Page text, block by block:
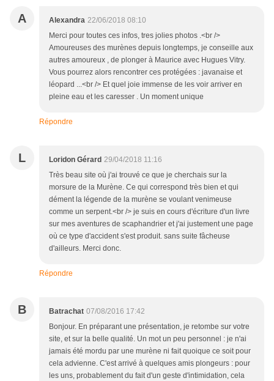
A Alexandra 22/06/2018 08:10
Merci pour toutes ces infos, tres jolies photos .<br />
Amoureuses des murènes depuis longtemps, je conseille aux
autres amoureux , de plonger à Maurice avec Hugues Vitry.
Vous pourrez alors rencontrer ces protégées : javanaise et
léopard ...<br /> Et quel joie immense de les voir arriver en
pleine eau et les caresser . Un moment unique
Répondre
L Loridon Gérard 29/04/2018 11:16
Très beau site où j'ai trouvé ce que je cherchais sur la
morsure de la Murène. Ce qui correspond très bien et qui
dément la légende de la murène se voulant venimeuse
comme un serpent.<br /> je suis en cours d'écriture d'un livre
sur mes aventures de scaphandrier et j'ai justement une page
où ce type d'accident s'est produit. sans suite fâcheuse
d'ailleurs. Merci donc.
Répondre
B Batrachat 07/08/2016 17:42
Bonjour. En préparant une présentation, je retombe sur votre
site, et sur la belle qualité. Un mot un peu personnel : je n'ai
jamais été mordu par une murène ni fait quoique ce soit pour
cela advienne. C'est arrivé à quelques amis plongeurs : pour
les uns, probablement du fait d'un geste d'intimidation, cela